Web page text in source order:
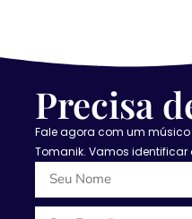
Precisa
Fale agora com um
Tomanik. Vamos identificar